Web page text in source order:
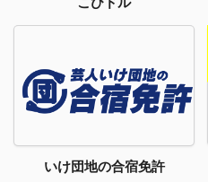
いけ団地の合宿免許